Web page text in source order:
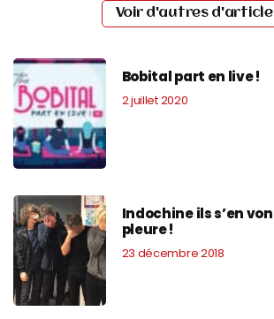
Voir d'autres
Bobital part en live !
2 juillet 2020
Indochine ils s’en
pleure !
23 décembre 2018